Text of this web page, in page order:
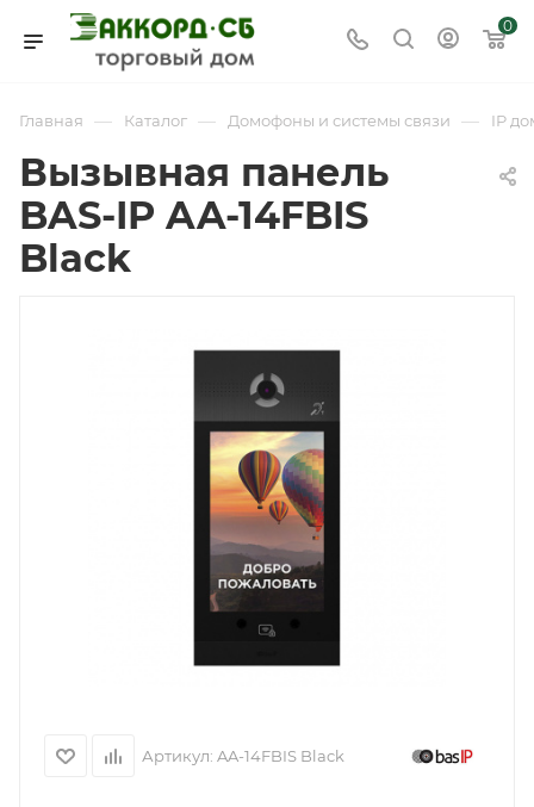
0
Главная — Каталог — Домофоны и системы связи — IP
Вызывная панель
BAS-IP AA-14FBIS
Black
Артикул: AA-14FBIS Black